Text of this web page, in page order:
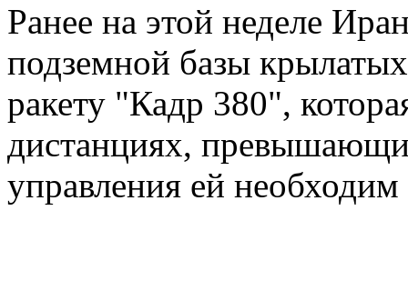
Ранее на этой неделе
подземной базы
ракету "Кадр 380",
дистанциях,
управления ей